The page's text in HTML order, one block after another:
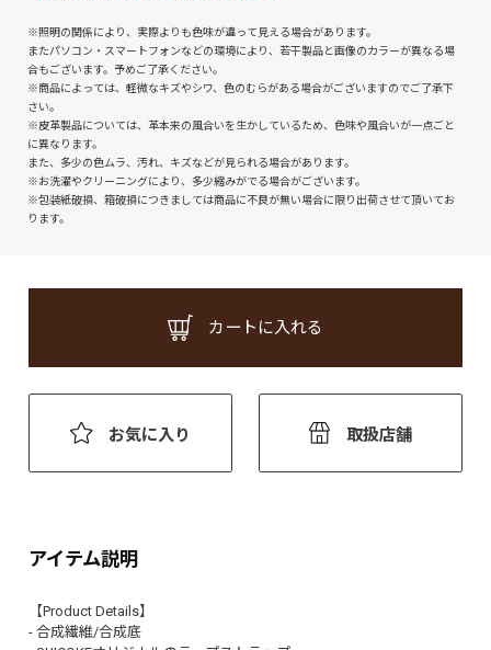
※照明の関係により、実際よりも色味が違って見える場合があります。
またパソコン・スマートフォンなどの環境により、若干製品と画像のカラーが異なる場
合もございます。予めご了承ください。
※商品によっては、軽微なキズやシワ、色のむらがある場合がございますのでご了承下
さい。
※皮革製品については、革本来の風合いを生かしているため、色味や風合いが一点ごと
に異なります。
また、多少の色ムラ、汚れ、キズなどが見られる場合があります。
※お洗濯やクリーニングにより、多少縮みがでる場合がございます。
※包装紙破損、箱破損につきましては商品に不良が無い場合に限り出荷させて頂いてお
ります。
カートに入れる
お気に入り 取扱店舗
アイテム説明
【Product Details】
- 合成繊維/合成底